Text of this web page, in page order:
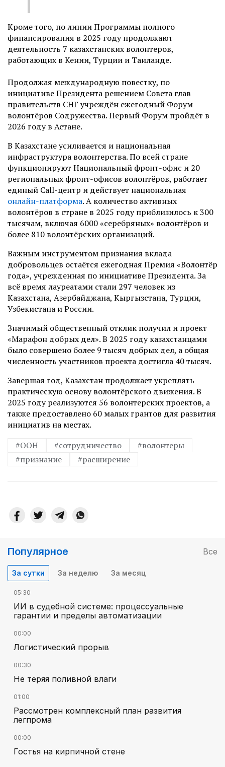
Кроме того, по линии Программы полного
финансирования в 2025 году продолжают
деятельность 7 казахстанских волонтеров,
работающих в Кении, Турции и Таиланде.
Продолжая международную повестку, по
инициативе Президента решением Совета глав
правительств СНГ учреждён ежегодный Форум
волонтёров Содружества. Первый Форум пройдёт в
2026 году в Астане.
В Казахстане усиливается и национальная
инфраструктура волонтерства. По всей стране
функционируют Национальный фронт-офис и 20
региональных фронт-офисов волонтёров, работает
единый Call-центр и действует национальная
онлайн-платформа.А количество активных
волонтёров в стране в 2025 году приблизилось к 300
тысячам, включая 6000 «серебряных» волонтёров и
более 810 волонтёрских организаций.
Важным инструментом признания вклада
добровольцев остаётся ежегодная Премия «Волонтёр
года», учрежденная по инициативе Президента. За
всё время лауреатами стали 297 человек из
Казахстана, Азербайджана, Кыргызстана, Турции,
Узбекистана и России.
Значимый общественный отклик получил и проект
«Марафон добрых дел». В 2025 году казахстанцами
было совершено более 9 тысяч добрых дел, а общая
численность участников проекта достигла 40 тысяч.
Завершая год, Казахстан продолжает укреплять
практическую основу волонтёрского движения. В
2025 году реализуются 56 волонтерских проектов, а
также предоставлено 60 малых грантов для развития
инициатив на местах.
#ООН
#сотрудничество
#волонтеры
#признание
#расширение
Популярное Все
За сутки За неделю За месяц
05:30
ИИ в судебной системе: процессуальные
гарантии и пределы автоматизации
00:00
Логистический прорыв
00:30
Не теряя поливной влаги
01:00
Рассмотрен комплексный план развития
легпрома
00:00
Гостья на кирпичной стене